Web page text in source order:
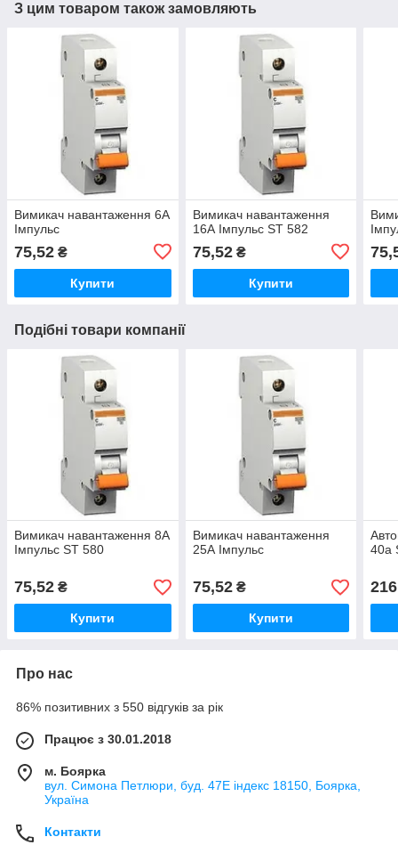
З цим товаром також замовляють
Вимикач навантаження 6А
Імпульс
75,52 ₴
Купити
Вимикач навантаження
16А Імпульс ST 582
75,52₴
Купити
Подібні товари компанії
Вимикач навантаження 8А
Імпульс ST 580
75,52 ₴
Купити
Вимикач навантаження
25А Імпульс
75,52₴
Купити
40а
Про нас
86% позитивних з 550 відгуків за рік
Працює з 30.01.2018
м. Боярка
вул. Симона Петлюри, буд. 47Е індекс 18150, Боярка,
Україна
Контакти